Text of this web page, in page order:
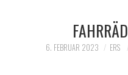
6. FEBRUAR 2023 ERS